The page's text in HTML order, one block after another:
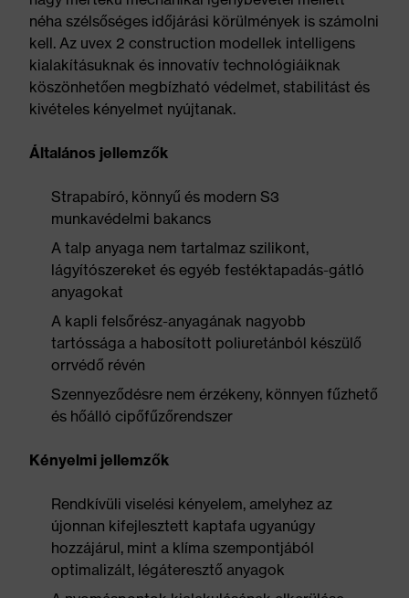
néha szélsőséges időjárási körülmények is számolni
kell. Az uvex 2 construction modellek intelligens
kialakításuknak és innovatív technológiáiknak
köszönhetően megbízható védelmet, stabilitást és
kivételes kényelmet nyújtanak.
Általános jellemzők
Strapabíró, könnyű és modern S3
munkavédelmi bakancs
A talp anyaga nem tartalmaz szilikont,
lágyítószereket és egyéb festéktapadás-gátló
anyagokat
A kapli felsőrész-anyagának nagyobb
tartóssága a habosított poliuretánból készülő
orrvédő révén
Szennyeződésre nem érzékeny, könnyen fűzhető
és hőálló cipőfűzőrendszer
Kényelmi jellemzők
Rendkívüli viselési kényelem, amelyhez az
újonnan kifejlesztett kaptafa ugyanúgy
hozzájárul, mint a klíma szempontjából
optimalizált, légáteresztő anyagok